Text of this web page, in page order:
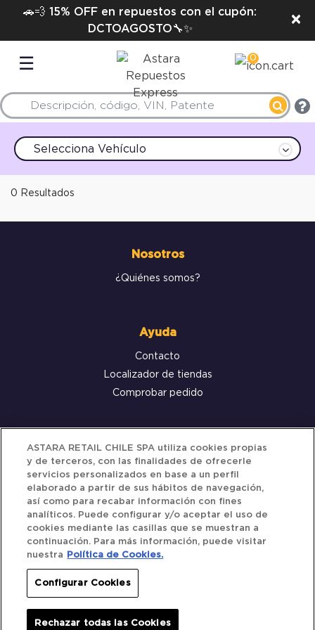
🚗💨 15% OFF en repuestos con el cupón:
DCTOAGOSTO🔧✨
×
☰ 0
Selecciona Vehículo
0 Resultados
Nosotros
¿Quiénes somos?
Ayuda
Contacto
Localizador de tiendas
Comprobar pedido
Servicio al cliente
Términos y Condiciones
Política de privacidad
Siguenos
Redes Sociales
ASTARA RETAIL CHILE SPA utiliza cookies propias
y de terceros, con las finalidades de ofrecerle
servicios personalizados en base a un perfil
elaborado a partir de sus hábitos de navegación,
así como para recabar información con fines
analíticos. Puede configurar y/o aceptar el uso de
cookies mediante las casillas que se muestran a
continuación. Para más información, puede visitar
nuestra
Política de Cookies.
Configurar Cookies
Rechazar todas las Cookies